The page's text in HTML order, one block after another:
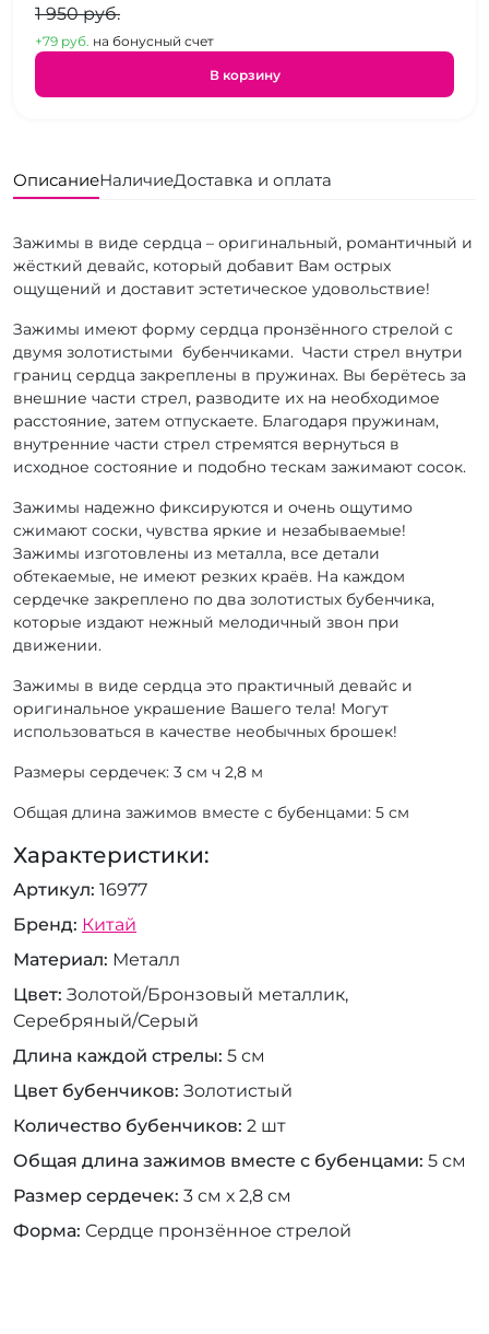
1 950 pуб.
+79 pуб. на бонусный счет
В корзину
ОписаниеНаличиеДоставка и оплата
Зажимы в виде сердца – оригинальный, романтичный и
жёсткий девайс, который добавит Вам острых
ощущений и доставит эстетическое удовольствие!
Зажимы имеют форму сердца пронзённого стрелой с
двумя золотистыми бубенчиками. Части стрел внутри
границ сердца закреплены в пружинах. Вы берётесь за
внешние части стрел, разводите их на необходимое
расстояние, затем отпускаете. Благодаря пружинам,
внутренние части стрел стремятся вернуться в
исходное состояние и подобно тескам зажимают сосок.
Зажимы надежно фиксируются и очень ощутимо
сжимают соски, чувства яркие и незабываемые!
Зажимы изготовлены из металла, все детали
обтекаемые, не имеют резких краёв. На каждом
сердечке закреплено по два золотистых бубенчика,
которые издают нежный мелодичный звон при
движении.
Зажимы в виде сердца это практичный девайс и
оригинальное украшение Вашего тела! Могут
использоваться в качестве необычных брошек!
Размеры сердечек: 3 см ч 2,8 м
Общая длина зажимов вместе с бубенцами: 5 см
Характеристики:
Артикул 16977
Бренд Китай
Материал Металл
Цвет Золотой/Бронзовый металлик,
Серебряный/Серый
Длина каждой стрелы 5 см
Цвет бубенчиков Золотистый
Количество бубенчиков 2 шт
Общая длина зажимов вместе с бубенцами 5 см
Размер сердечек 3 см х 2,8 см
Форма Сердце пронзённое стрелой